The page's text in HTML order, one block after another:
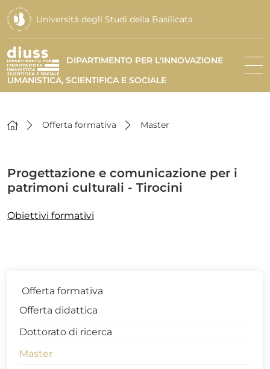
Università degli Studi della Basilicata
DIPARTIMENTO PER L'INNOVAZIONE
UMANISTICA, SCIENTIFICA E SOCIALE
Offerta formativa Master
Progettazione e comunicazione per i
patrimoni culturali - Tirocini
Obiettivi formativi
Offerta formativa
Offerta didattica
Dottorato di ricerca
Master